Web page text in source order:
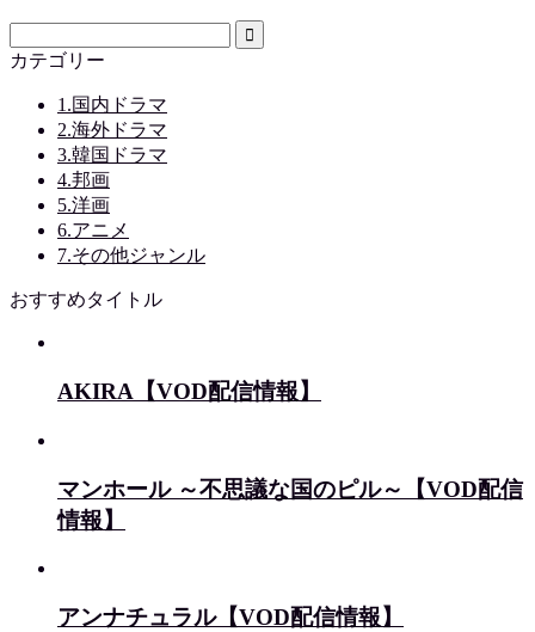
カテゴリー
1.国内ドラマ
2.海外ドラマ
3.韓国ドラマ
4.邦画
5.洋画
6.アニメ
7.その他ジャンル
おすすめタイトル
AKIRA【VOD配信情報】
マンホール ～不思議な国のピル～【VOD配信
情報】
アンナチュラル【VOD配信情報】